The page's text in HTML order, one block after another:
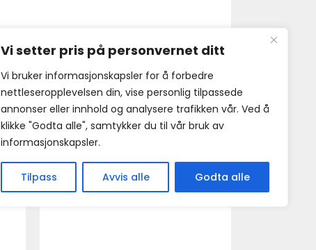
Vi setter pris på personvernet ditt
Vi bruker informasjonskapsler for å forbedre
nettleseropplevelsen din, vise personlig tilpassede
annonser eller innhold og analysere trafikken vår. Ved å
klikke "Godta alle", samtykker du til vår bruk av
informasjonskapsler.
Tilpass Avvis alle Godta alle